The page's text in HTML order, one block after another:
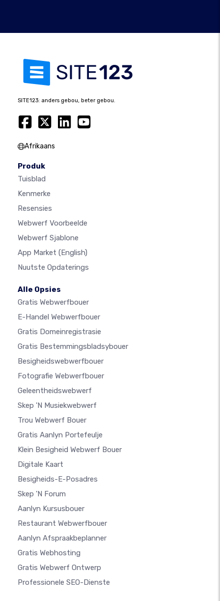
SITE123: anders gebou, beter gebou.
Afrikaans
Produk
Tuisblad
Kenmerke
Resensies
Webwerf Voorbeelde
Webwerf Sjablone
App Market (English)
Nuutste Opdaterings
Alle Opsies
Gratis Webwerfbouer
E-Handel Webwerfbouer
Gratis Domeinregistrasie
Gratis Bestemmingsbladsybouer
Besigheidswebwerfbouer
Fotografie Webwerfbouer
Geleentheidswebwerf
Skep 'n Musiekwebwerf
Trou Webwerf Bouer
Gratis Aanlyn Portefeulje
Klein Besigheid Webwerf Bouer
Digitale Kaart
Besigheids-E-Posadres
Skep 'n Forum
Aanlyn Kursusbouer
Restaurant Webwerfbouer
Aanlyn Afspraakbeplanner
Gratis Webhosting
Gratis Webwerf Ontwerp
Professionele SEO-Dienste